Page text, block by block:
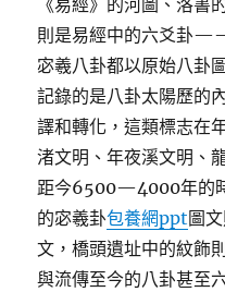
《易經》的河圖、洛書
則是易經中的六爻卦
宓羲八卦都以原始八卦
記錄的是八卦太陽歷的
譯和轉化，這類標志在
渚文明、年夜溪文明、
距今6500—4000年的
的宓羲卦包養網ppt圖
文，橋頭遺址中的紋飾
與流傳至今的八卦甚至